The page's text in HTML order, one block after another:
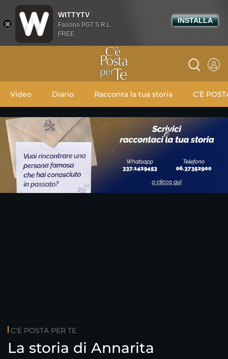
Video Diario Racconta la tua storia C’È
C'È POSTA PER TE
La storia di Annarita
WITTYTV
Fascino PGT S.R.L
FREE
INSTALLA